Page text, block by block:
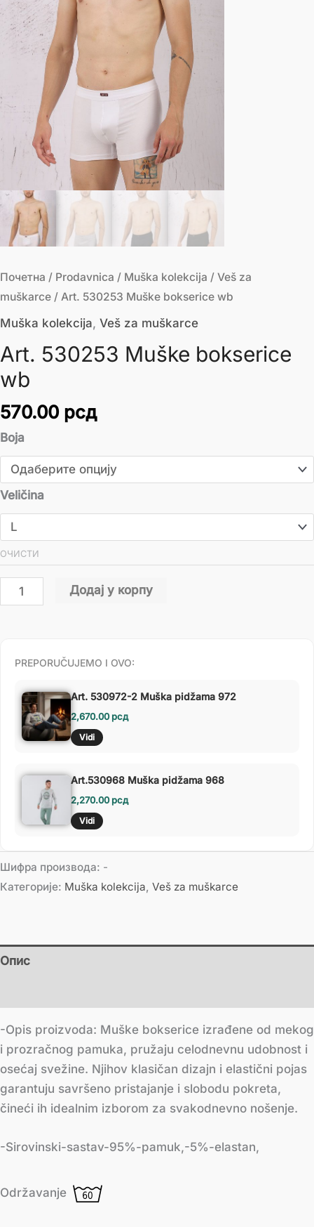
Почетна / Prodavnica / Muška kolekcija / Veš za
muškarce / Art. 530253 Muške bokserice wb
Muška kolekcija, Veš za muškarce
Art. 530253 Muške bokserice
wb
570.00 рсд
Boja
Veličina
ОЧИСТИ
Додај у корпу
PREPORUČUJEMO I OVO:
Art. 530972-2 Muška pidžama 972
2,670.00рсд
Vidi
Art.530968 Muška pidžama 968
2,270.00рсд
Vidi
Шифра производа: -
Категорије: Muška kolekcija, Veš za muškarce
Опис
-Opis proizvoda: Muške bokserice izrađene od mekog
i prozračnog pamuka, pružaju celodnevnu udobnost i
osećaj svežine. Njihov klasičan dizajn i elastični pojas
garantuju savršeno pristajanje i slobodu pokreta,
čineći ih idealnim izborom za svakodnevno nošenje.
-Sirovinski-sastav-95%-pamuk,-5%-elastan,
Održavanje